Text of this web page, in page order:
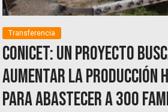
Transferencia
CONICET: Un proyecto
aumentar la
para abastecer a 300